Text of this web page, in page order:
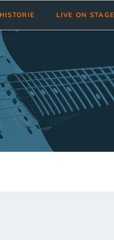
100
50
HISTORIE
bluesnews-Magazin
Collection
Guide Germany
LIVE ON STAGE
Termine eintragen